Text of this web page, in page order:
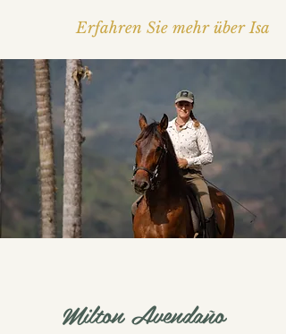
Erfahren Sie mehr über Isa
Milton Avendaño